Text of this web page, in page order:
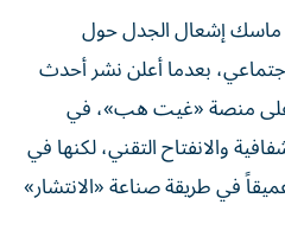
ماسك إشعال الجدل حول
بعدما أعلن نشر أحدث
على منصة «غيت هب»، في
والانفتاح التقني، لكنها في
في طريقة صناعة «الانتشار»